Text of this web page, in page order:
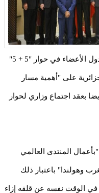
أكد الاجتماع الرابع عشر لوزراء خارجية الدول الأعضاء في حوار ​​"5 + 5"
على "أهمية مسار
بعقد اجتماع وزاري لحوار
المنتدى العالمي
وهولندا" باعتبار ذلك
في الوقت نفسه عن قلقه إزاء